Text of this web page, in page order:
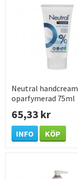
Neutral handcream
oparfymerad 75ml
65,33 kr
INFO KÖP